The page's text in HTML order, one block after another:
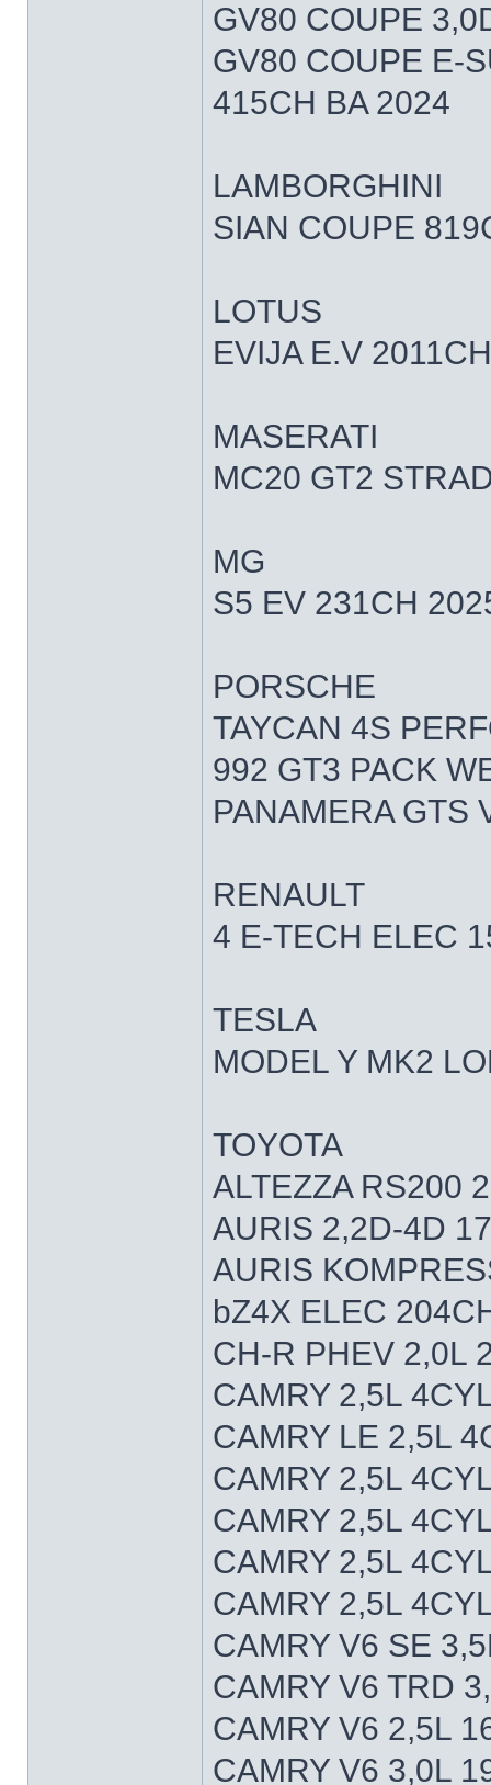
GV80 COUPE
GV80 COUPE E-
415CH BA 2024
LAMBORGHINI
SIAN COUPE
LOTUS
EVIJA E.V
MASERATI
MC20 GT2
MG
S5 EV 231CH
PORSCHE
TAYCAN 4S
992 GT3 PACK
PANAMERA GTS
RENAULT
4 E-TECH ELEC
TESLA
MODEL Y MK2
TOYOTA
ALTEZZA RS200
AURIS 2,2D-4D
AURIS
bZ4X ELEC
CH-R PHEV 2,0L
CAMRY 2,5L
CAMRY LE 2,5L
CAMRY 2,5L
CAMRY 2,5L
CAMRY 2,5L
CAMRY 2,5L
CAMRY V6 SE
CAMRY V6 TRD
CAMRY V6 2,5L
CAMRY V6 3,0L